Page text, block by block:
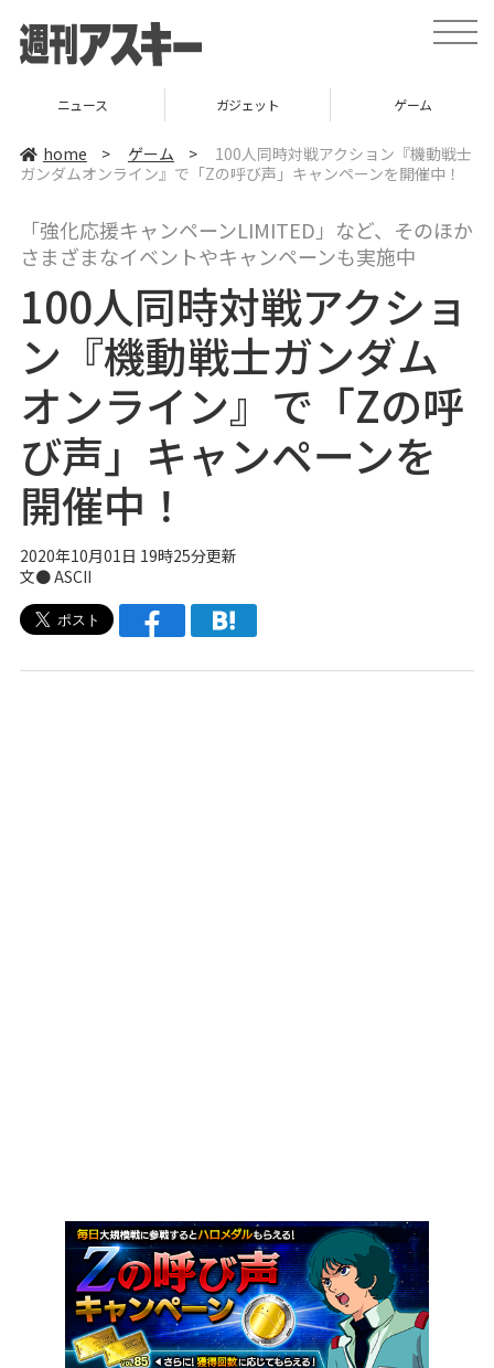
t
o
a
v
i
t
i
ニュース ガジェット ゲーム
home > ゲーム >
100人同時対戦アクション『機動戦士
ガンダムオンライン』で「Zの呼び声」キャンペーンを開催中！
「強化応援キャンペーンLIMITED」など、そのほか
さまざまなイベントやキャンペーンも実施中
100人同時対戦アクショ
ン『機動戦士ガンダム
オンライン』で「Zの呼
び声」キャンペーンを
開催中！
2020年10月01日 19時25分更新
文● ASCII